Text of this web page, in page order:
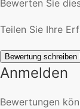
Bewerten Sie
Teilen Sie Ihre
Bewertung schreiben
Anmelden
Bewertungen